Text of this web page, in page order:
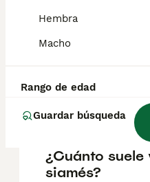
Hembra
Macho
Rango de edad
Guardar búsqueda
¿Qué tiene de
¿Cuánto
siamés?